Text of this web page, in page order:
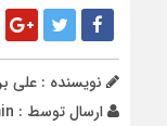
نویسنده : علی
ارسال توسط :